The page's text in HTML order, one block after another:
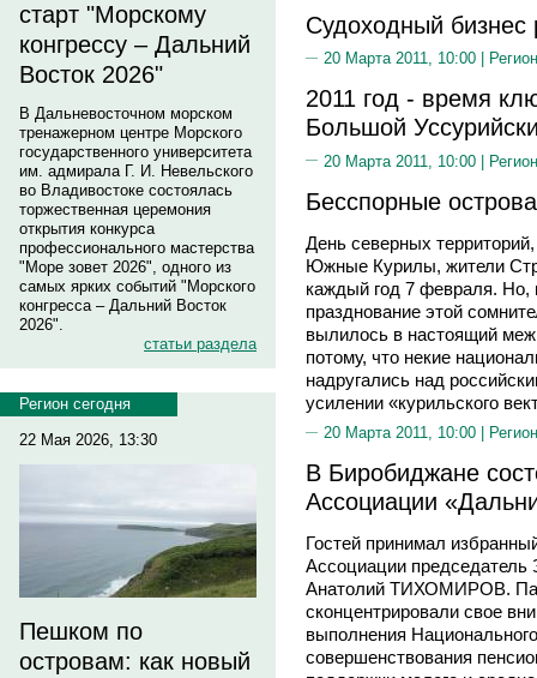
старт "Морскому
конгрессу – Дальний
Восток 2026"
В Дальневосточном морском
тренажерном центре Морского
государственного университета
им. адмирала Г. И. Невельского
во Владивостоке состоялась
торжественная церемония
открытия конкурса
профессионального мастерства
"Море зовет 2026", одного из
самых ярких событий "Морского
конгресса – Дальний Восток
2026".
статьи раздела
Регион сегодня
22 Мая 2026, 13:30
Пешком по
островам: как новый
Судоходный бизнес
20 Марта 2011, 10:00 |
2011 год - время
Большой
20 Марта 2011, 10:00 |
Бесспорные острова
День северных
Южные Курилы, жители
каждый год 7 февраля. Но,
празднование этой
вылилось в настоящий
потому, что некие
надругались над
усилении «курильского
20 Марта 2011, 10:00 |
В Биробиджане
Ассоциации
Гостей принимал
Ассоциации
Анатолий ТИХОМИРОВ.
сконцентрировали свое
выполнения
совершенствования